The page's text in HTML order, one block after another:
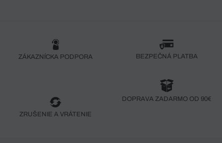
ZÁKAZNÍCKA PODPORA BEZPEČNÁ PLATBA
ZRUŠENIE A VRÁTENIE
DOPRAVA ZADARMO OD 90€